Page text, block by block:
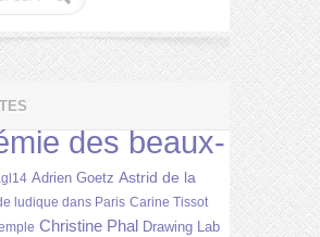
des beaux-
Adrien Goetz Astrid de la
ludique dans Paris Carine Tissot
Christine Phal Drawing Lab